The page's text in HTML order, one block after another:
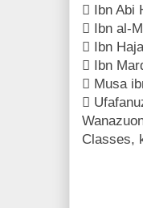
 Ibn Abi
 Ibn al-
 Ibn
 Ibn
 Musa

Classes,